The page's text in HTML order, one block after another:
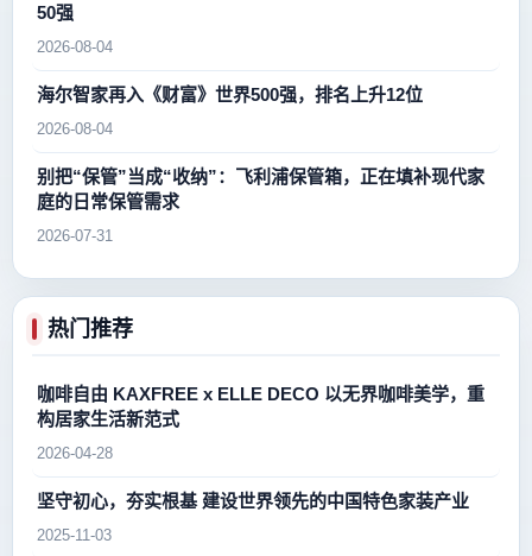
50强
2026-08-04
海尔智家再入《财富》世界500强，排名上升12位
2026-08-04
别把“保管”当成“收纳”：飞利浦保管箱，正在填补现代家
庭的日常保管需求
2026-07-31
热门推荐
咖啡自由 KAXFREE x ELLE DECO 以无界咖啡美学，重
构居家生活新范式
2026-04-28
坚守初心，夯实根基 建设世界领先的中国特色家装产业
2025-11-03